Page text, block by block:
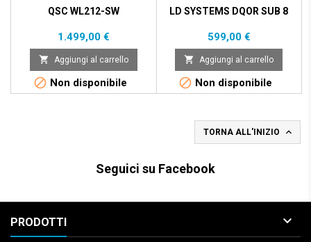
QSC WL212-SW
Prezzo
1.499,00 €
 Aggiungi al carrello
 Non disponibile
LD SYSTEMS DQOR SUB 8
Prezzo
599,00 €
 Aggiungi al carrello
 Non disponibile
TORNA ALL'INIZIO 
Seguici su Facebook
PRODOTTI 